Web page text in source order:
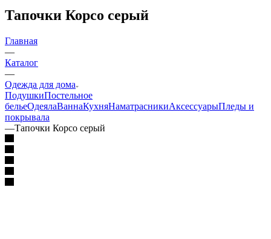
Тапочки Корсо серый
Главная
—
Каталог
—
Одежда для дома
ПодушкиПостельное
бельеОдеялаВаннаКухняНаматрасникиАксессуарыПледы и
покрывала
—Тапочки Корсо серый